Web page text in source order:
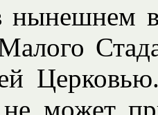
нынешнем